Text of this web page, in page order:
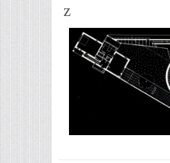
z